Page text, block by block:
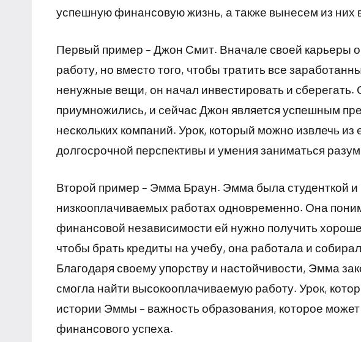
успешную финансовую жизнь, а также вынесем из них
Первый пример – Джон Смит. Вначале своей карьеры
работу, но вместо того, чтобы тратить все
ненужные вещи, он начал инвестировать и
приумножились, и сейчас Джон является успешным
нескольких компаний. Урок, который можно извлечь из
долгосрочной перспективы и умения заниматься
Второй пример – Эмма Браун. Эмма была студенткой и
низкооплачиваемых работах одновременно. Она
финансовой независимости ей нужно получить
чтобы брать кредиты на учебу, она работала и
Благодаря своему упорству и настойчивости, Эмма
смогла найти высокооплачиваемую работу. Урок,
истории Эммы – важность образования, которое
финансового успеха.